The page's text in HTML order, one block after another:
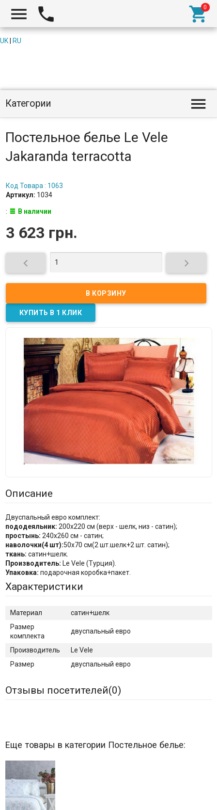
  
UK RU
Категории 
Постельное белье Le Vele
Jakaranda terracotta
Код Товара : 1063
Артикул: 1034
: В наличии
3 623 грн.
 
Описание
Двуспальный евро комплект:
пододеяльник: 200x220 см (верх - шелк, низ - сатин);
простынь: 240x260 см - сатин;
наволочки(4 шт):50x70 см(2 шт.шелк+2 шт. сатин);
ткань: сатин+шелк.
Производитель: Le Vele (Турция).
Упаковка: подарочная коробка+пакет.
Характеристики
Материал
сатин+шелк
Размер
комплекта
двуспальный евро
Производитель
Le Vele
Размер
двуспальный евро
Отзывы посетителей(0)
Еще товары в категории Постельное белье: